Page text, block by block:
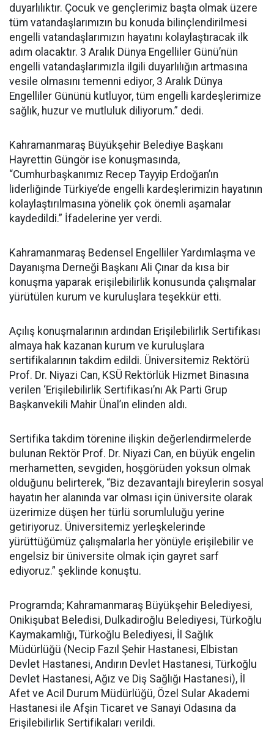
duyarlılıktır. Çocuk ve gençlerimiz başta olmak üzere
tüm vatandaşlarımızın bu konuda bilinçlendirilmesi
engelli vatandaşlarımızın hayatını kolaylaştıracak ilk
adım olacaktır. 3 Aralık Dünya Engelliler Günü’nün
engelli vatandaşlarımızla ilgili duyarlılığın artmasına
vesile olmasını temenni ediyor, 3 Aralık Dünya
Engelliler Gününü kutluyor, tüm engelli kardeşlerimize
sağlık, huzur ve mutluluk diliyorum.” dedi.
Kahramanmaraş Büyükşehir Belediye Başkanı
Hayrettin Güngör ise konuşmasında,
“Cumhurbaşkanımız Recep Tayyip Erdoğan’ın
liderliğinde Türkiye’de engelli kardeşlerimizin hayatının
kolaylaştırılmasına yönelik çok önemli aşamalar
kaydedildi.” İfadelerine yer verdi.
Kahramanmaraş Bedensel Engelliler Yardımlaşma ve
Dayanışma Derneği Başkanı Ali Çınar da kısa bir
konuşma yaparak erişilebilirlik konusunda çalışmalar
yürütülen kurum ve kuruluşlara teşekkür etti.
Açılış konuşmalarının ardından Erişilebilirlik Sertifikası
almaya hak kazanan kurum ve kuruluşlara
sertifikalarının takdim edildi. Üniversitemiz Rektörü
Prof. Dr. Niyazi Can, KSÜ Rektörlük Hizmet Binasına
verilen ‘Erişilebilirlik Sertifikası’nı Ak Parti Grup
Başkanvekili Mahir Ünal’ın elinden aldı.
Sertifika takdim törenine ilişkin değerlendirmelerde
bulunan Rektör Prof. Dr. Niyazi Can, en büyük engelin
merhametten, sevgiden, hoşgörüden yoksun olmak
olduğunu belirterek, “Biz dezavantajlı bireylerin sosyal
hayatın her alanında var olması için üniversite olarak
üzerimize düşen her türlü sorumluluğu yerine
getiriyoruz. Üniversitemiz yerleşkelerinde
yürüttüğümüz çalışmalarla her yönüyle erişilebilir ve
engelsiz bir üniversite olmak için gayret sarf
ediyoruz.” şeklinde konuştu.
Programda; Kahramanmaraş Büyükşehir Belediyesi,
Onikişubat Beledisi, Dulkadiroğlu Belediyesi, Türkoğlu
Kaymakamlığı, Türkoğlu Belediyesi, İl Sağlık
Müdürlüğü (Necip Fazıl Şehir Hastanesi, Elbistan
Devlet Hastanesi, Andırın Devlet Hastanesi, Türkoğlu
Devlet Hastanesi, Ağız ve Diş Sağlığı Hastanesi), İl
Afet ve Acil Durum Müdürlüğü, Özel Sular Akademi
Hastanesi ile Afşin Ticaret ve Sanayi Odasına da
Erişilebilirlik Sertifikaları verildi.